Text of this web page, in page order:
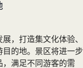
，打造集文化体验、
的地。景区将进一步
满足不同游客的需